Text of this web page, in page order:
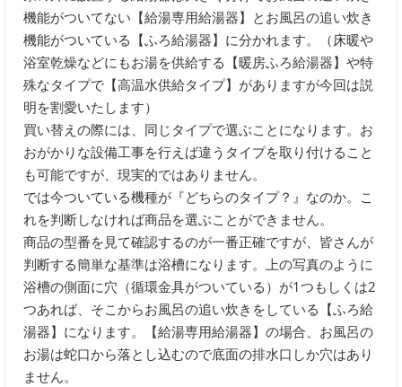
機能がついてない【給湯専用給湯器】とお風呂の追い炊き
機能がついている【ふろ給湯器】に分かれます。（床暖や
浴室乾燥などにもお湯を供給する【暖房ふろ給湯器】や特
殊なタイプで【高温水供給タイプ】がありますが今回は説
明を割愛いたします）
買い替えの際には、同じタイプで選ぶことになります。お
おがかりな設備工事を行えば違うタイプを取り付けること
も可能ですが、現実的ではありません。
では今ついている機種が『どちらのタイプ？』なのか。こ
れを判断しなければ商品を選ぶことができません。
商品の型番を見て確認するのが一番正確ですが、皆さんが
判断する簡単な基準は浴槽になります。上の写真のように
浴槽の側面に穴（循環金具がついている）が1つもしくは2
つあれば、そこからお風呂の追い炊きをしている【ふろ給
湯器】になります。【給湯専用給湯器】の場合、お風呂の
お湯は蛇口から落とし込むので底面の排水口しか穴はあり
ません。